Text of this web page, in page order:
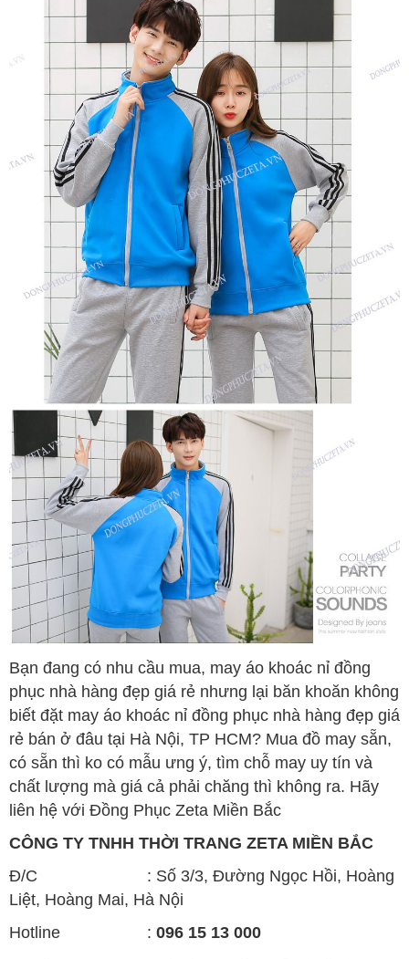
Bạn đang có nhu cầu mua, may áo khoác nỉ đồng
phục nhà hàng đẹp giá rẻ nhưng lại băn khoăn không
biết đặt may áo khoác nỉ đồng phục nhà hàng đẹp giá
rẻ bán ở đâu tại Hà Nội, TP HCM? Mua đồ may sẵn,
có sẵn thì ko có mẫu ưng ý, tìm chỗ may uy tín và
chất lượng mà giá cả phải chăng thì không ra. Hãy
liên hệ với Đồng Phục Zeta Miền Bắc
CÔNG TY TNHH THỜI TRANG ZETA MIỀN BẮC
Đ/C : Số 3/3, Đường Ngọc Hồi, Hoàng
Liệt, Hoàng Mai, Hà Nội
Hotline : 096 15 13 000